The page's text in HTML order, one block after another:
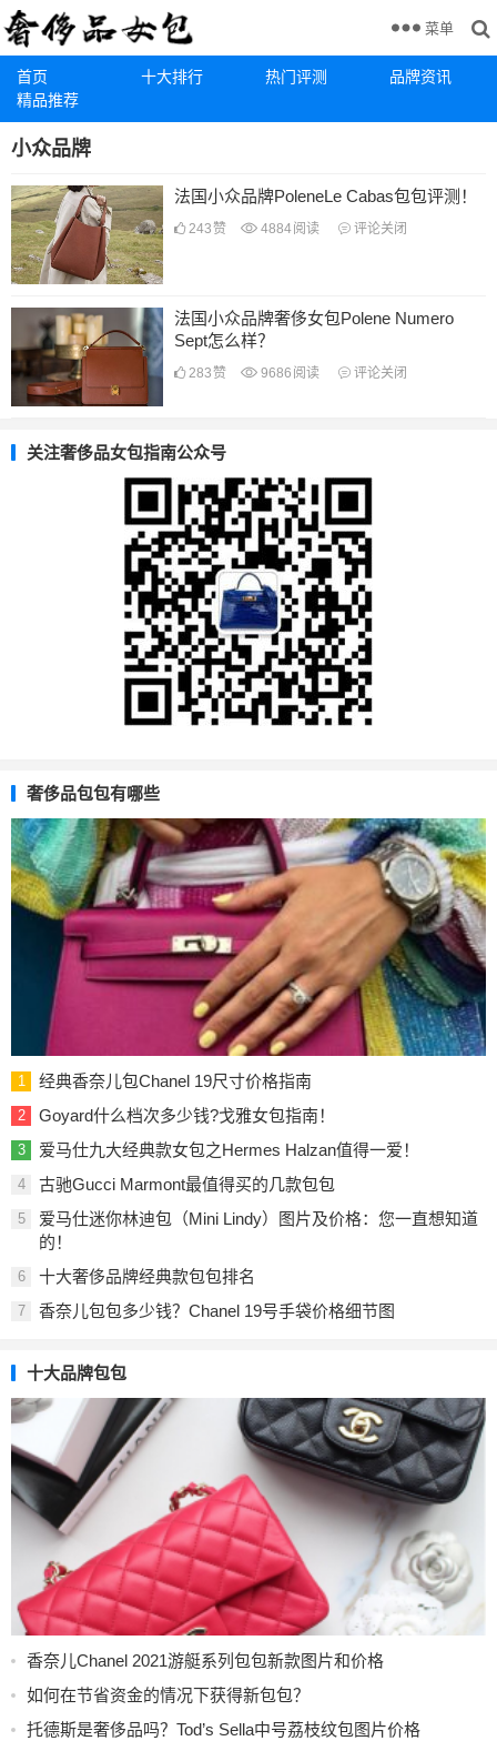
首页 十大排行 热门评测
品牌资讯
精品推荐
菜单
小众品牌
法国小众品牌PoleneLe Cabas包包评测！
243 赞 4884阅读 评论关闭
法国小众品牌奢侈女包Polene Numero
Sept怎么样？
283 赞 9686 阅读 评论关闭
关注奢侈品女包指南公众号
奢侈品包包有哪些
1 经典香奈儿包Chanel 19尺寸价格指南
2 Goyard什么档次多少钱?戈雅女包指南！
3 爱马仕九大经典款女包之Hermes Halzan值得一爱！
4 古驰Gucci Marmont最值得买的几款包包
5
爱马仕迷你林迪包（Mini Lindy）图片及价格：您一直想知道
的！
6 十大奢侈品牌经典款包包排名
7 香奈儿包包多少钱？Chanel 19号手袋价格细节图
十大品牌包包
香奈儿Chanel 2021游艇系列包包新款图片和价格
如何在节省资金的情况下获得新包包？
托德斯是奢侈品吗？Tod’s Sella中号荔枝纹包图片价格